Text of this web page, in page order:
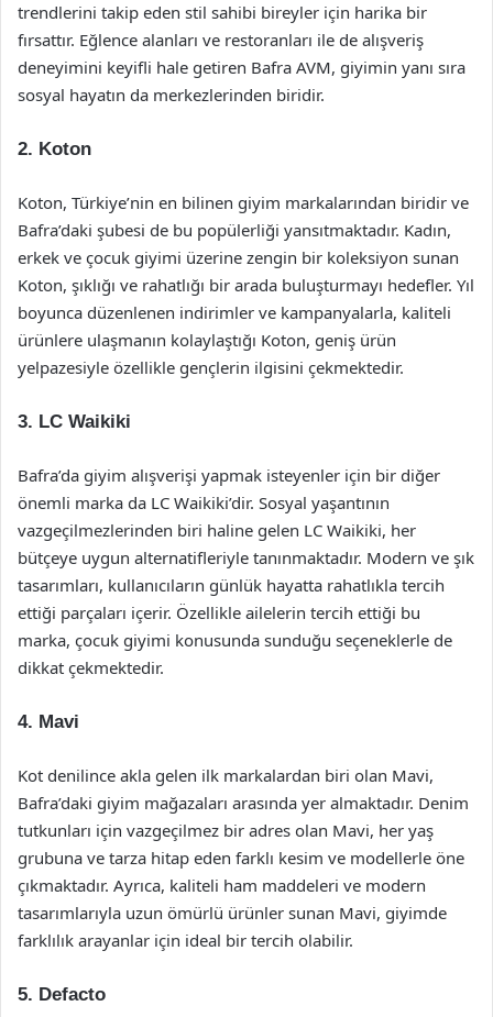
trendlerini takip eden stil sahibi bireyler için harika bir
fırsattır. Eğlence alanları ve restoranları ile de alışveriş
deneyimini keyifli hale getiren Bafra AVM, giyimin yanı sıra
sosyal hayatın da merkezlerinden biridir.
2. Koton
Koton, Türkiye’nin en bilinen giyim markalarından biridir ve
Bafra’daki şubesi de bu popülerliği yansıtmaktadır. Kadın,
erkek ve çocuk giyimi üzerine zengin bir koleksiyon sunan
Koton, şıklığı ve rahatlığı bir arada buluşturmayı hedefler. Yıl
boyunca düzenlenen indirimler ve kampanyalarla, kaliteli
ürünlere ulaşmanın kolaylaştığı Koton, geniş ürün
yelpazesiyle özellikle gençlerin ilgisini çekmektedir.
3. LC Waikiki
Bafra’da giyim alışverişi yapmak isteyenler için bir diğer
önemli marka da LC Waikiki’dir. Sosyal yaşantının
vazgeçilmezlerinden biri haline gelen LC Waikiki, her
bütçeye uygun alternatifleriyle tanınmaktadır. Modern ve şık
tasarımları, kullanıcıların günlük hayatta rahatlıkla tercih
ettiği parçaları içerir. Özellikle ailelerin tercih ettiği bu
marka, çocuk giyimi konusunda sunduğu seçeneklerle de
dikkat çekmektedir.
4. Mavi
Kot denilince akla gelen ilk markalardan biri olan Mavi,
Bafra’daki giyim mağazaları arasında yer almaktadır. Denim
tutkunları için vazgeçilmez bir adres olan Mavi, her yaş
grubuna ve tarza hitap eden farklı kesim ve modellerle öne
çıkmaktadır. Ayrıca, kaliteli ham maddeleri ve modern
tasarımlarıyla uzun ömürlü ürünler sunan Mavi, giyimde
farklılık arayanlar için ideal bir tercih olabilir.
5. Defacto